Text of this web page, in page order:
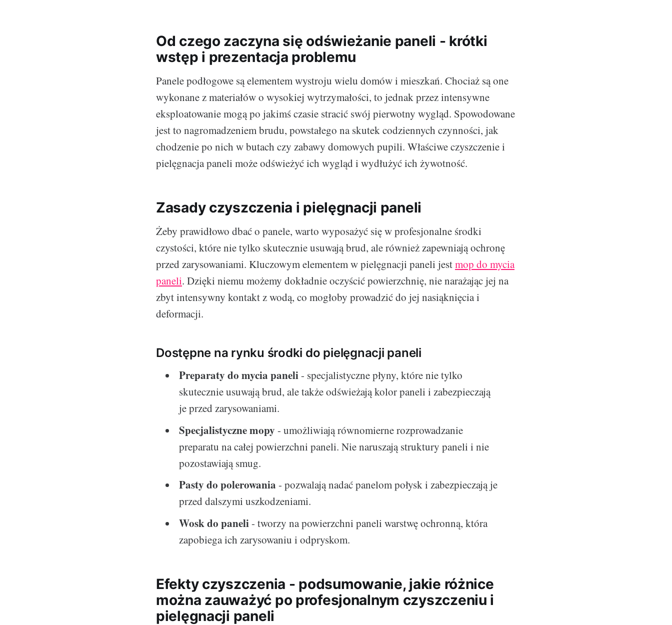
Od czego zaczyna się odświeżanie paneli - krótki
wstęp i prezentacja problemu
Panele podłogowe są elementem wystroju wielu domów i mieszkań. Chociaż są one
wykonane z materiałów o wysokiej wytrzymałości, to jednak przez intensywne
eksploatowanie mogą po jakimś czasie stracić swój pierwotny wygląd. Spowodowane
jest to nagromadzeniem brudu, powstałego na skutek codziennych czynności, jak
chodzenie po nich w butach czy zabawy domowych pupili. Właściwe czyszczenie i
pielęgnacja paneli może odświeżyć ich wygląd i wydłużyć ich żywotność.
Zasady czyszczenia i pielęgnacji paneli
Żeby prawidłowo dbać o panele, warto wyposażyć się w profesjonalne środki
czystości, które nie tylko skutecznie usuwają brud, ale również zapewniają ochronę
przed zarysowaniami. Kluczowym elementem w pielęgnacji paneli jestmop do mycia
paneli. Dzięki niemu możemy dokładnie oczyścić powierzchnię, nie narażając jej na
zbyt intensywny kontakt z wodą, co mogłoby prowadzić do jej nasiąknięcia i
deformacji.
Dostępne na rynku środki do pielęgnacji paneli
Preparaty do mycia paneli- specjalistyczne płyny, które nie tylko
skutecznie usuwają brud, ale także odświeżają kolor paneli i zabezpieczają
je przed zarysowaniami.
Specjalistyczne mopy - umożliwiają równomierne rozprowadzanie
preparatu na całej powierzchni paneli. Nie naruszają struktury paneli i nie
pozostawiają smug.
Pasty do polerowania - pozwalają nadać panelom połysk i zabezpieczają je
przed dalszymi uszkodzeniami.
Wosk do paneli- tworzy na powierzchni paneli warstwę ochronną, która
zapobiega ich zarysowaniu i odpryskom.
Efekty czyszczenia - podsumowanie, jakie różnice
można zauważyć po profesjonalnym czyszczeniu i
pielęgnacji paneli